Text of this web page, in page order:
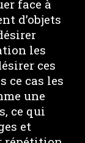
face à
d’objets
les
ces
ce cas les
une
ce qui
et